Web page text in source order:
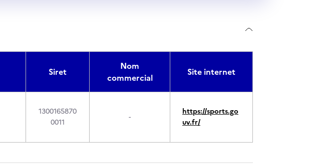
Siret
Nom
commercial
Site internet
1300165870
0011
-
https://sports.go
uv.fr/